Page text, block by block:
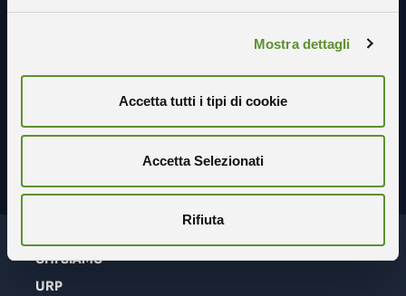
Mostra dettagli
Accetta tutti i tipi di cookie
Accetta Selezionati
Rifiuta
CHI SIAMO
URP